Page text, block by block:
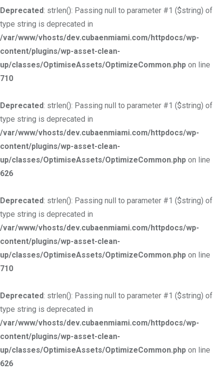
Deprecated: strlen(): Passing null to parameter #1 ($string) of
type string is deprecated in
/var/www/vhosts/dev.cubaenmiami.com/httpdocs/wp-
content/plugins/wp-asset-clean-
up/classes/OptimiseAssets/OptimizeCommon.php on line
710
Deprecated: strlen(): Passing null to parameter #1 ($string) of
type string is deprecated in
/var/www/vhosts/dev.cubaenmiami.com/httpdocs/wp-
content/plugins/wp-asset-clean-
up/classes/OptimiseAssets/OptimizeCommon.php on line
626
Deprecated: strlen(): Passing null to parameter #1 ($string) of
type string is deprecated in
/var/www/vhosts/dev.cubaenmiami.com/httpdocs/wp-
content/plugins/wp-asset-clean-
up/classes/OptimiseAssets/OptimizeCommon.php on line
710
Deprecated: strlen(): Passing null to parameter #1 ($string) of
type string is deprecated in
/var/www/vhosts/dev.cubaenmiami.com/httpdocs/wp-
content/plugins/wp-asset-clean-
up/classes/OptimiseAssets/OptimizeCommon.php on line
626